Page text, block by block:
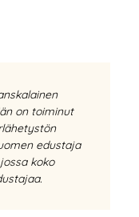
on toiminut
edustaja
koko